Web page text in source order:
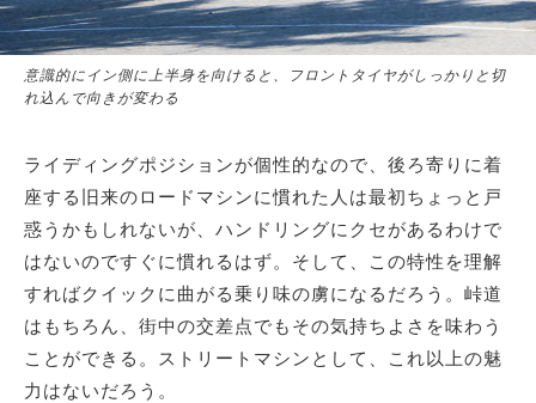
意識的にイン側に上半身を向けると、フロントタイヤがしっかりと切
れ込んで向きが変わる
ライディングポジションが個性的なので、後ろ寄りに着
座する旧来のロードマシンに慣れた人は最初ちょっと戸
惑うかもしれないが、ハンドリングにクセがあるわけで
はないのですぐに慣れるはず。そして、この特性を理解
すればクイックに曲がる乗り味の虜になるだろう。峠道
はもちろん、街中の交差点でもその気持ちよさを味わう
ことができる。ストリートマシンとして、これ以上の魅
力はないだろう。